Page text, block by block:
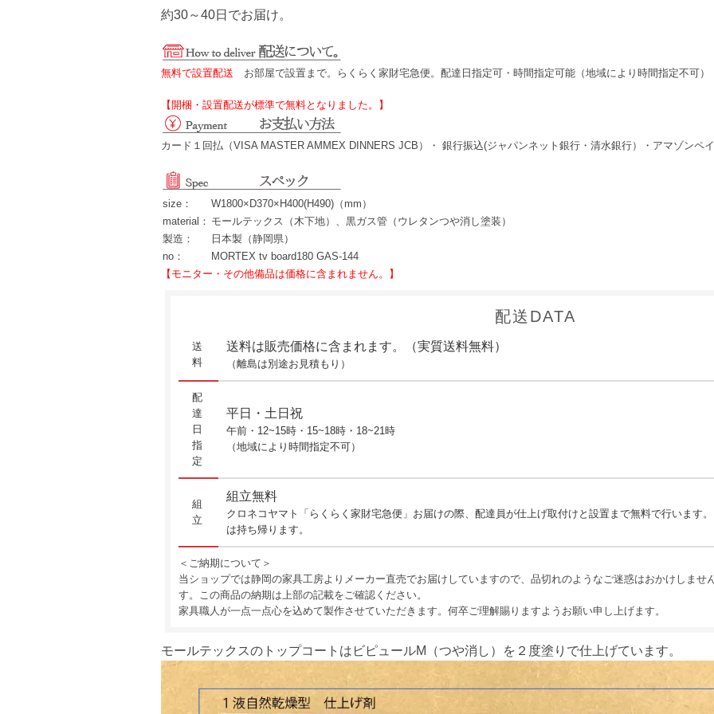
約30～40日でお届け。
無料で設置配送 お部屋で設置まで。らくらく家財宅急便。配達日指定可・時間指定可能（地域により時間指定不可）
【開梱・設置配送が標準で無料となりました。】
カード１回払（VISA MASTER AMMEX DINNERS JCB）・ 銀行振込(ジャパンネット銀行・清水銀行）・アマゾンペイ
size：
W1800×D370×H400(H490)（mm）
material： モールテックス（木下地）、黒ガス管（ウレタンつや消し塗装）
製造：
日本製（静岡県）
no：
MORTEX tv board180 GAS-144
【モニター・その他備品は価格に含まれません。】
配送DATA
送
料
送料は販売価格に含まれます。（実質送料無料）
（離島は別途お見積もり）
配
達
日
指
定
平日・土日祝
午前・12~15時・15~18時・18~21時
（地域により時間指定不可）
組
立
組立無料
クロネコヤマト「らくらく家財宅急便」お届けの際、配達員が仕上げ取付けと設置まで無料で行います
は持ち帰ります。
＜ご納期について＞
当ショップでは静岡の家具工房よりメーカー直売でお届けしていますので、品切れのようなご迷惑はおかけしませ
す。この商品の納期は上部の記載をご確認ください。
家具職人が一点一点心を込めて製作させていただきます。何卒ご理解賜りますようお願い申し上げます。
モールテックスのトップコートはビピュールM（つや消し）を２度塗りで仕上げています。